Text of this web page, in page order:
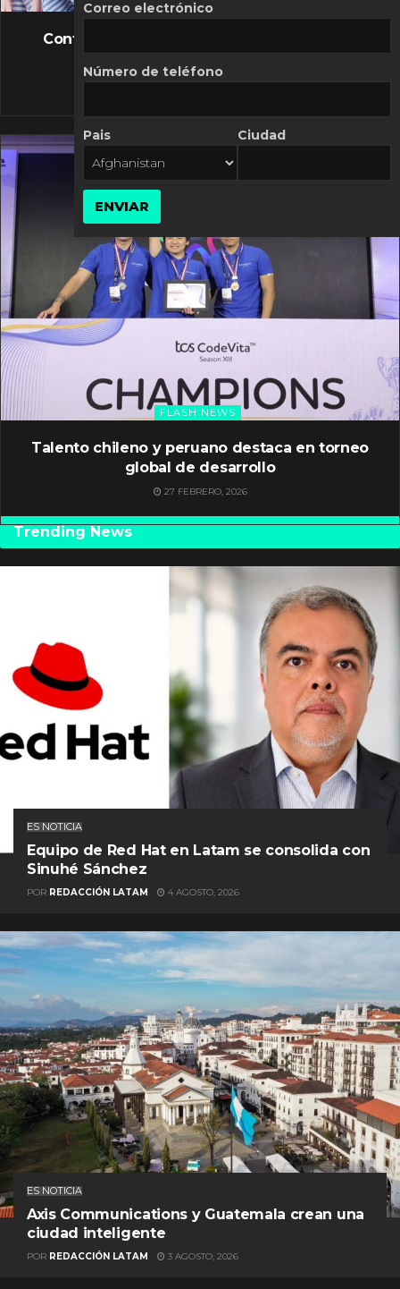
FLASH NEWS
Controversia de Mercado Libre por costos
10 MARZO, 2026
FLASH NEWS
Talento chileno y peruano destaca en torneo
global de desarrollo
27 FEBRERO, 2026
Trending News
ES NOTICIA
Equipo de Red Hat en Latam se consolida con
Sinuhé Sánchez
POR REDACCIÓN LATAM 4 AGOSTO, 2026
ES NOTICIA
Axis Communications y Guatemala crean una
ciudad inteligente
POR REDACCIÓN LATAM 3 AGOSTO, 2026
Correo electrónico
Número de teléfono
Pais Ciudad
ENVIAR